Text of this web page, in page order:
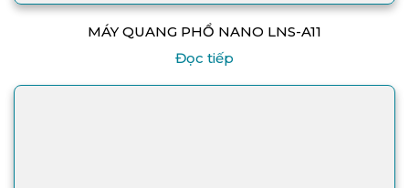
MÁY QUANG PHỔ NANO LNS-A11
Đọc tiếp